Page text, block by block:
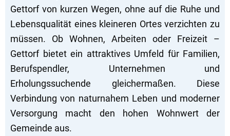
Gettorf von kurzen Wegen, ohne auf die Ruhe und
Lebensqualität eines kleineren Ortes verzichten zu
müssen. Ob Wohnen, Arbeiten oder Freizeit –
Gettorf bietet ein attraktives Umfeld für Familien,
Berufspendler, Unternehmen und
Erholungssuchende gleichermaßen. Diese
Verbindung von naturnahem Leben und moderner
Versorgung macht den hohen Wohnwert der
Gemeinde aus.